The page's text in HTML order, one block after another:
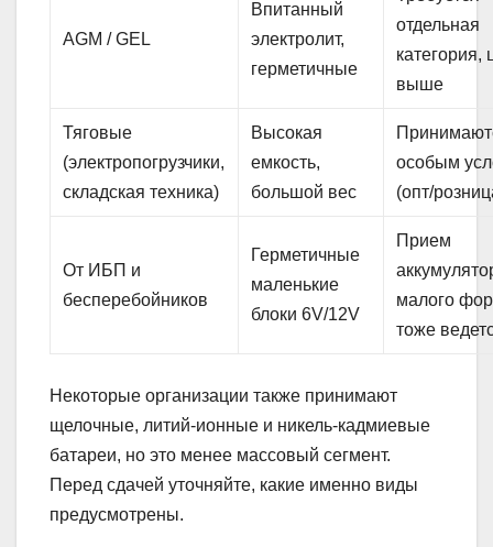
AGM / GEL
Впитанный
электролит,
герметичные
отдельная
категория,
выше
Тяговые
(электропогрузчики,
складская техника)
Высокая
емкость,
большой вес
особым
(опт/
От ИБП и
бесперебойников
Герметичные
маленькие
блоки 6V/12V
Прием
малого
тоже
Некоторые организации также принимают
щелочные, литий-ионные и никель-кадмиевые
батареи, но это менее массовый сегмент.
Перед сдачей уточняйте, какие именно виды
предусмотрены.